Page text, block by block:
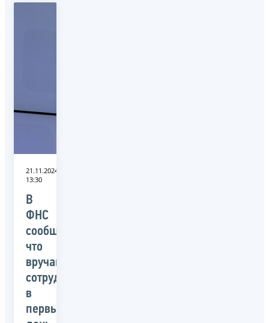
21.11.2024
13:30
В
ФНС
сообщили,
что
вручают
сотрудникам
в
первый